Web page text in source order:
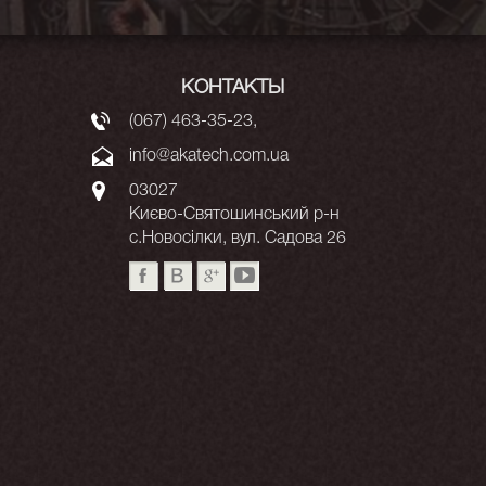
КОНТАКТЫ
(067) 463-35-23,
info@akatech.com.ua
03027
Києво-Святошинський р-н
с.Новосілки, вул. Садова 26